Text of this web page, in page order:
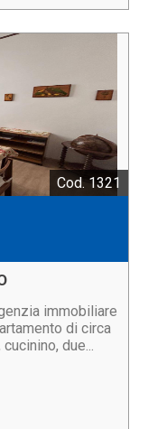
Cod. 1321
immobiliare
di circa
due...